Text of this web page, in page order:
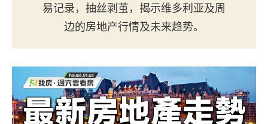
易记录，抽丝剥茧，揭示维多利亚及周
边的房地产行情及未来趋势。